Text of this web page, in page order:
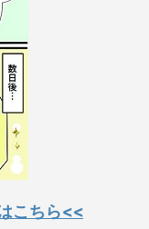
こちら<<